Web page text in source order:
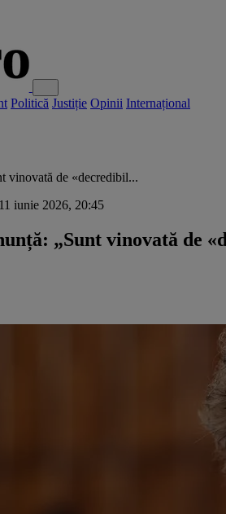
Politică Justiție Opinii Internațional
vinovată de «decredibil...
iunie 2026, 20:45
„Sunt vinovată de